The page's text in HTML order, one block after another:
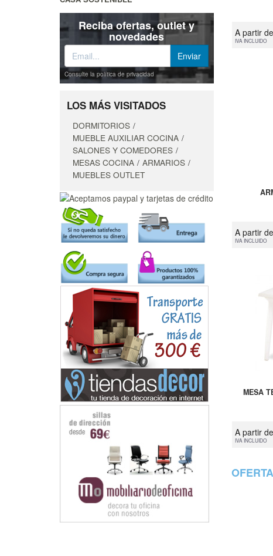
Reciba ofertas, outlet y
novedades
Consulte la política de privacidad
LOS MÁS VISITADOS
DORMITORIOS
MUEBLE AUXILIAR COCINA
SALONES Y COMEDORES
MESAS COCINA
ARMARIOS
MUEBLES OUTLET
A partir
IVA INCLUIDO
A partir
IVA INCLUIDO
MESA
A partir
IVA INCLUIDO